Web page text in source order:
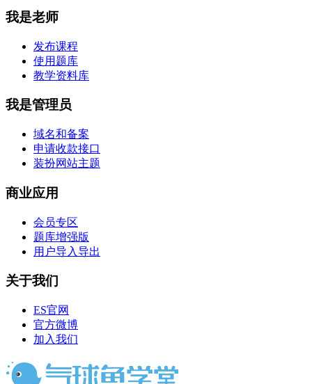
我是老师
发布课程
使用题库
教学资料库
我是管理员
域名和备案
申请收款接口
装扮网站主题
商业应用
会员专区
题库增强版
用户导入导出
关于我们
ES官网
官方微博
加入我们